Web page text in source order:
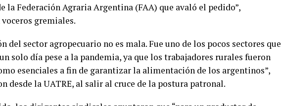
la Federación Agraria Argentina (FAA) que avaló el pedido”,
gremiales.
del sector agropecuario no es mala. Fue uno de los pocos sectores que
solo día pese a la pandemia, ya que los trabajadores rurales fueron
esenciales a fin de garantizar la alimentación de los argentinos”,
desde la UATRE, al salir al cruce de la postura patronal.